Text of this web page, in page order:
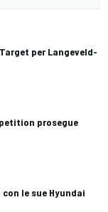
per Langeveld-
prosegue
le sue Hyundai